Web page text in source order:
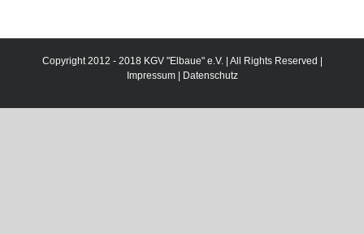
Copyright 2012 - 2018 KGV "Elbaue" e.V. | All Rights Reserved |
Impressum| Datenschutz